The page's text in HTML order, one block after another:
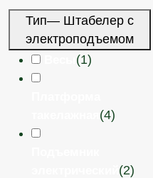
Тип— Штабелер с
электроподъемом
(1)
(4)
(2)